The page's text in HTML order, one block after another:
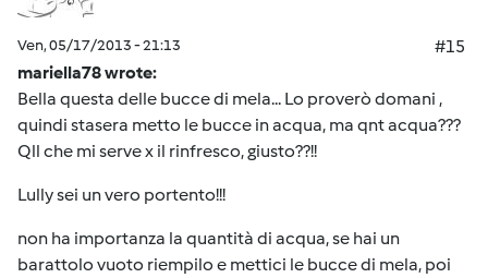
Ven, 05/17/2013 - 21:13
#15
mariella78 wrote:
Bella questa delle bucce di mela... Lo proverò domani ,
quindi stasera metto le bucce in acqua, ma qnt acqua???
Qll che mi serve x il rinfresco, giusto??!!
Lully sei un vero portento!!!
non ha importanza la quantità di acqua, se hai un
barattolo vuoto riempilo e mettici le bucce di mela, poi